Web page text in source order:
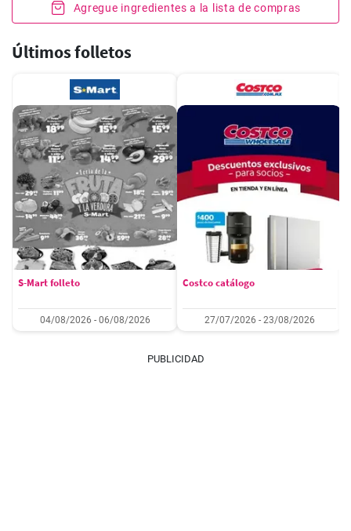
Agregue ingredientes a la lista de compras
Últimos folletos
S-Mart folleto
04/08/2026 - 06/08/2026
Costco catálogo
27/07/2026 - 23/08/2026
PUBLICIDAD